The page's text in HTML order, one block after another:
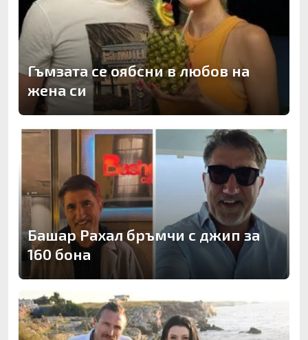
Гъмзата се оябсни в любов на
жена си
Башар Рахал бръмчи с джип за
160 бона